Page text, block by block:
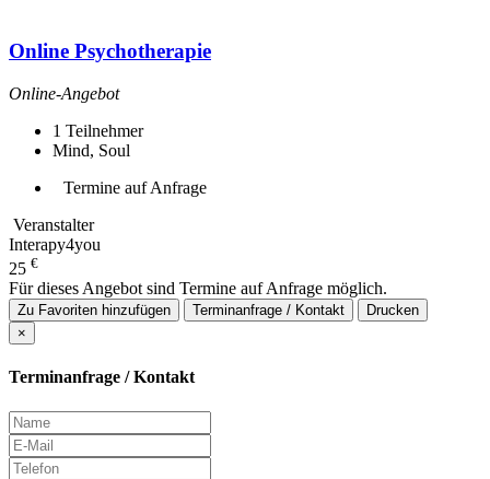
Online Psychotherapie
Online-Angebot
1 Teilnehmer
Mind, Soul
Termine auf Anfrage
Veranstalter
Interapy4you
25 €
Für dieses Angebot sind Termine auf Anfrage möglich.
Zu Favoriten hinzufügen Terminanfrage / Kontakt
Drucken
×
Terminanfrage / Kontakt